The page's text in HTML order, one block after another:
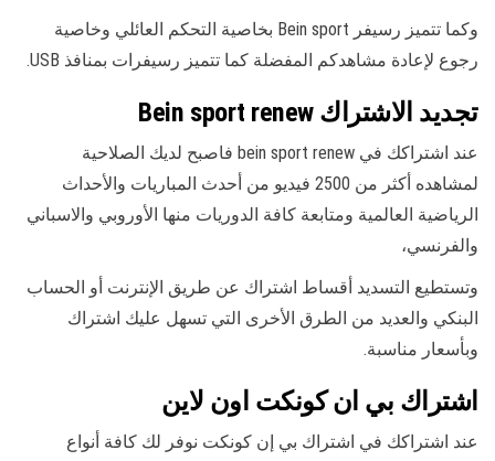
وكما تتميز رسيفر Bein sport بخاصية التحكم العائلي وخاصية
رجوع لإعادة مشاهدكم المفضلة كما تتميز رسيفرات بمنافذ USB.
تجديد الاشتراك Bein sport renew
عند اشتراكك في bein sport renew فاصبح لديك الصلاحية
لمشاهده أكثر من 2500 فيديو من أحدث المباريات والأحداث
الرياضية العالمية ومتابعة كافة الدوريات منها الأوروبي والاسباني
والفرنسي،
وتستطيع التسديد أقساط اشتراك عن طريق الإنترنت أو الحساب
البنكي والعديد من الطرق الأخرى التي تسهل عليك اشتراك
وبأسعار مناسبة.
اشتراك بي ان كونكت اون لاين
عند اشتراكك في اشتراك بي إن كونكت نوفر لك كافة أنواع